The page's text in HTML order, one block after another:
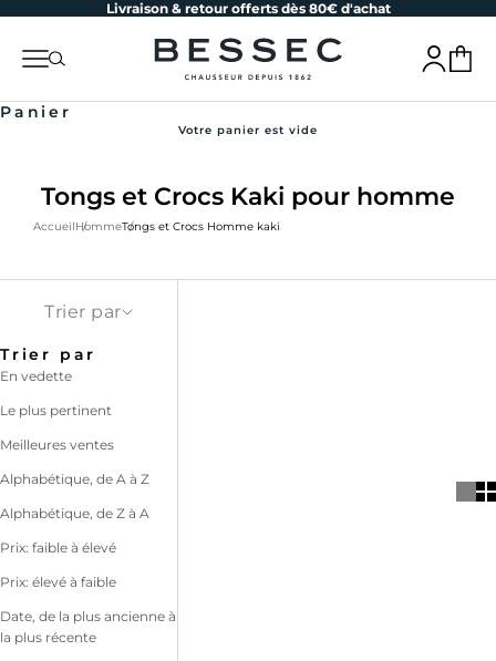
Passer au contenuLivraison & retour offerts dès 80€ d'achat
bessec-chaussures
MenuRecherche Connexion
Panier
Panier
Votre panier est vide
Tongs et Crocs Kaki pour homme
AccueilHommeTongs et Crocs Homme kaki
Trier par
Trier par
En vedette
Le plus pertinent
Meilleures ventes
Alphabétique, de A à Z
Alphabétique, de Z à A
Prix: faible à élevé
Prix: élevé à faible
Date, de la plus ancienne à
la plus récente